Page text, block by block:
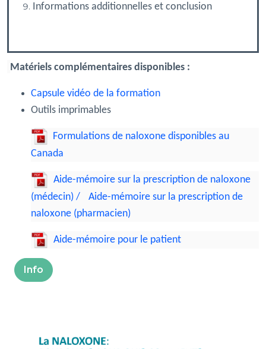
Informations additionnelles et conclusion
Matériels complémentaires disponibles :
Capsule vidéo de la formation
Outils imprimables
Formulations de naloxone disponibles au
Canada
Aide-mémoire sur la prescription de naloxone
(médecin) /
Aide-mémoire sur la prescription de
naloxone (pharmacien)
Aide-mémoire pour le patient
Info